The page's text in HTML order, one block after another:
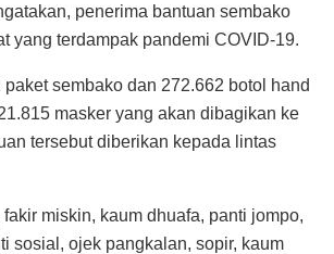
penerima bantuan sembako
yang terdampak pandemi COVID-19.
sembako dan 272.662 botol hand
masker yang akan dibagikan ke
tersebut diberikan kepada lintas
fakir miskin, kaum dhuafa, panti jompo,
sosial, ojek pangkalan, sopir, kaum